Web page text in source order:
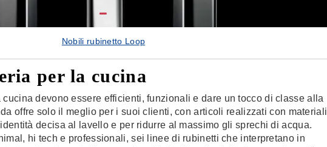
Nobili rubinetto Loop
per la cucina
devono essere efficienti, funzionali e dare un tocco di classe alla
offre solo il meglio per i suoi clienti, con articoli realizzati con materiali
decisa al lavello e per ridurre al massimo gli sprechi di acqua.
hi tech e professionali, sei linee di rubinetti che interpretano in